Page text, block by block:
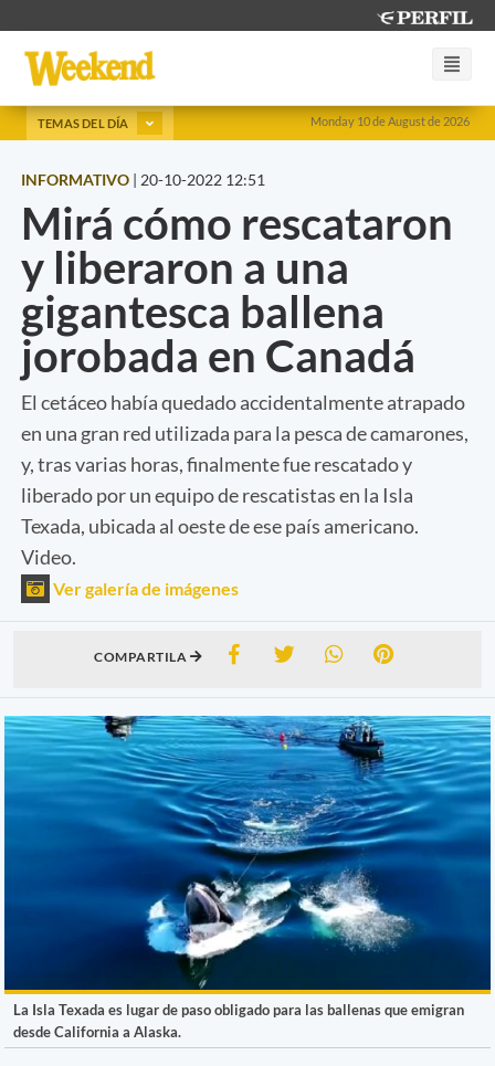
Monday 10 de August de 2026
TEMAS DEL DÍA
INFORMATIVO | 20-10-2022 12:51
Mirá cómo rescataron
y liberaron a una
gigantesca ballena
jorobada en Canadá
El cetáceo había quedado accidentalmente atrapado
en una gran red utilizada para la pesca de camarones,
y, tras varias horas, finalmente fue rescatado y
liberado por un equipo de rescatistas en la Isla
Texada, ubicada al oeste de ese país americano.
Video.
Ver galería de imágenes
COMPARTILA
La Isla Texada es lugar de paso obligado para las ballenas que emigran
desde California a Alaska.